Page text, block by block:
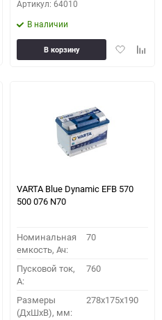
Артикул: 64010
В наличии
Добавить
В корзину
VARTA Blue Dynamic EFB 570
500 076 N70
Номинальная
емкость, Ач:
70
Пусковой ток,
A:
760
Размеры
(ДхШхВ), мм:
278x175x190